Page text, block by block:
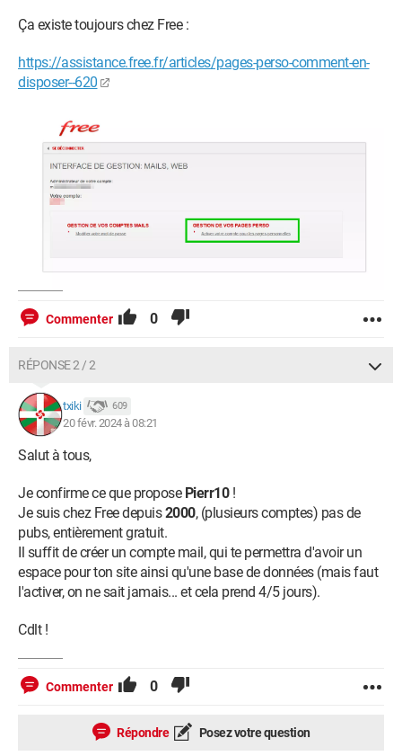
Ça existe toujours chez Free :
https://assistance.free.fr/articles/pages-perso-comment-en-
disposer--620
Commenter 0
RÉPONSE 2 / 2
txiki 609
20 févr. 2024 à 08:21
Salut à tous,
Je confirme ce que propose Pierr10!
Je suis chez Free depuis2000, (plusieurs comptes) pas de
pubs, entièrement gratuit.
Il suffit de créer un compte mail, qui te permettra d'avoir un
espace pour ton site ainsi qu'une base de données (mais faut
l'activer, on ne sait jamais... et cela prend 4/5 jours).
Cdlt !
Commenter 0
Répondre Posez votre question